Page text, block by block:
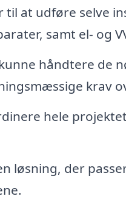
at udføre selve
samt el- og
håndtere de
krav
hele
løsning, der